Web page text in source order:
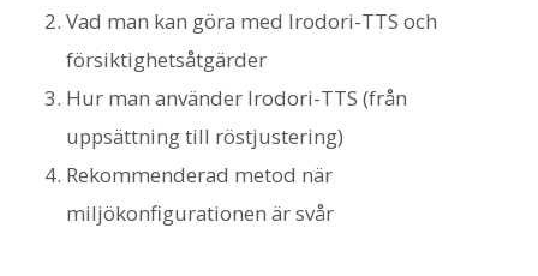
Vad man kan göra med Irodori-TTS och
försiktighetsåtgärder
Hur man använder Irodori-TTS (från
uppsättning till röstjustering)
Rekommenderad metod när
miljökonfigurationen är svår